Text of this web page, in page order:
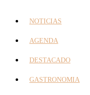
NOTICIAS
AGENDA
DESTACADO
GASTRONOMIA